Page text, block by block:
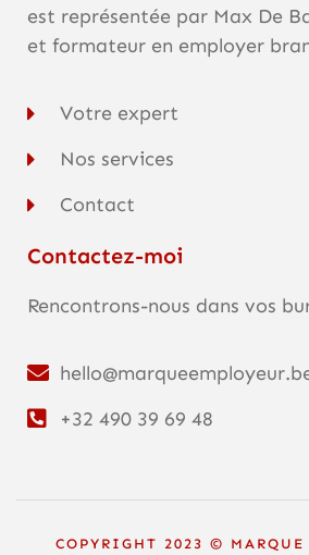
est représentée par Max De
et formateur en employer
Votre expert
Nos services
Contact
Contactez-moi
Rencontrons-nous dans vos
+32 490 39 69 48
COPYRIGHT 2023 © MARQUE